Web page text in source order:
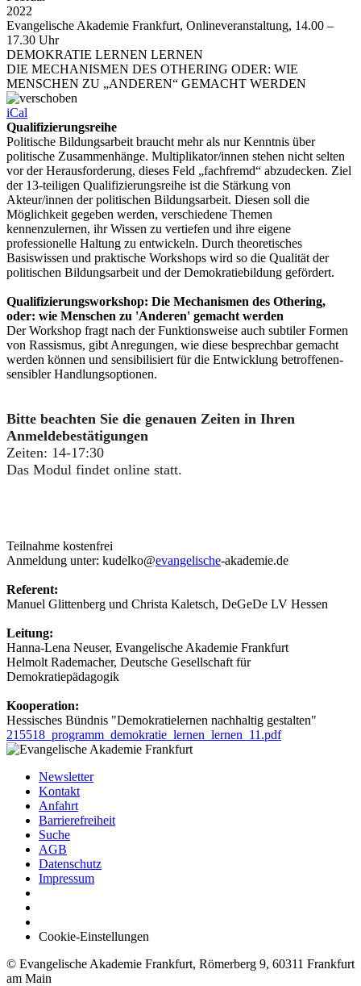
2022
Evangelische Akademie Frankfurt, Onlineveranstaltung, 14.00 –
17.30 Uhr
DEMOKRATIE LERNEN LERNEN
DIE MECHANISMEN DES OTHERING ODER: WIE
MENSCHEN ZU „ANDEREN“ GEMACHT WERDEN
iCal
Qualifizierungsreihe
Politische Bildungsarbeit braucht mehr als nur Kenntnis über
politische Zusammenhänge. Multiplikator/innen stehen nicht selten
vor der Herausforderung, dieses Feld „fachfremd“ abzudecken. Ziel
der 13-teiligen Qualifizierungsreihe ist die Stärkung von
Akteur/innen der politischen Bildungsarbeit. Diesen soll die
Möglichkeit gegeben werden, verschiedene Themen
kennenzulernen, ihr Wissen zu vertiefen und ihre eigene
professionelle Haltung zu entwickeln. Durch theoretisches
Basiswissen und praktische Workshops wird so die Qualität der
politischen Bildungsarbeit und der Demokratiebildung gefördert.
Qualifizierungsworkshop: Die Mechanismen des Othering,
oder: wie Menschen zu 'Anderen' gemacht werden
Der Workshop fragt nach der Funktionsweise auch subtiler Formen
von Rassismus, gibt Anregungen, wie diese besprechbar gemacht
werden können und sensibilisiert für die Entwicklung betroffenen-
sensibler Handlungsoptionen.
Bitte beachten Sie die genauen Zeiten in Ihren
Anmeldebestätigungen
Zeiten: 14-17:30
Das Modul findet online statt.
Teilnahme kostenfrei
Anmeldung unter: kudelko@evangelische-akademie.de
Referent:
Manuel Glittenberg und Christa Kaletsch, DeGeDe LV Hessen
Leitung:
Hanna-Lena Neuser, Evangelische Akademie Frankfurt
Helmolt Rademacher, Deutsche Gesellschaft für
Demokratiepädagogik
Kooperation:
Hessisches Bündnis "Demokratielernen nachhaltig gestalten"
215518_programm_demokratie_lernen_lernen_11.pdf
Newsletter
Kontakt
Anfahrt
Barrierefreiheit
Suche
AGB
Datenschutz
Impressum
Cookie-Einstellungen
© Evangelische Akademie Frankfurt, Römerberg 9, 60311 Frankfurt
am Main